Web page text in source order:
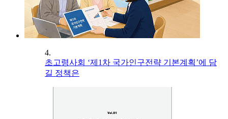
4.
초고령사회 ‘제1차 국가인구전략 기본계획’에 담
길 정책은